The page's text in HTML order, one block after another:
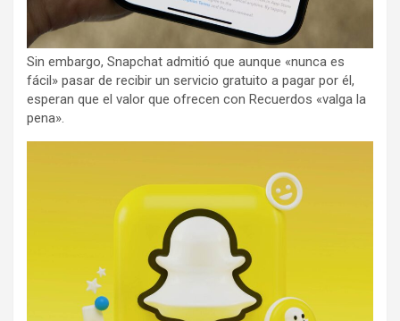
Sin embargo, Snapchat admitió que aunque «nunca es
fácil» pasar de recibir un servicio gratuito a pagar por él,
esperan que el valor que ofrecen con Recuerdos «valga la
pena».